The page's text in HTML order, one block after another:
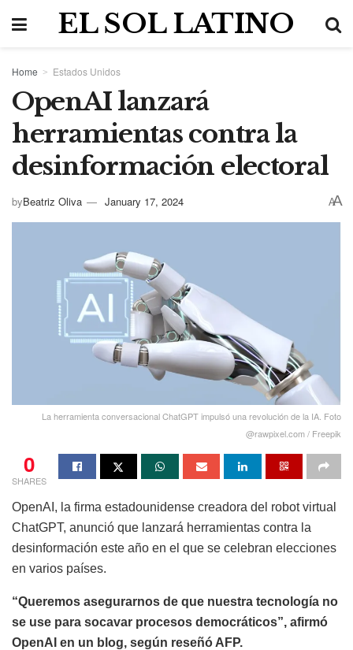
EL SOL LATINO
Home Estados Unidos
OpenAI lanzará
herramientas contra la
desinformación electoral
byBeatriz Oliva January 17, 2024 AA
La herramienta conversacional ChatGPT impulsó una revolución de la IA. Foto
@rawpixel.com / Freepik
0
SHARES
OpenAI, la firma estadounidense creadora del robot virtual
ChatGPT, anunció que lanzará herramientas contra la
desinformación este año en el que se celebran elecciones
en varios países.
“Queremos asegurarnos de que nuestra tecnología no
se use para socavar procesos democráticos”, afirmó
OpenAI en un blog, según reseñó AFP.